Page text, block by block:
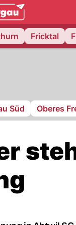
Fricktal
Süd Oberes